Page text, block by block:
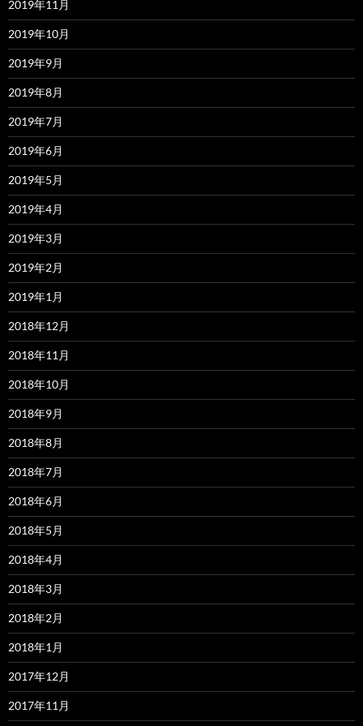
2019年11月
2019年10月
2019年9月
2019年8月
2019年7月
2019年6月
2019年5月
2019年4月
2019年3月
2019年2月
2019年1月
2018年12月
2018年11月
2018年10月
2018年9月
2018年8月
2018年7月
2018年6月
2018年5月
2018年4月
2018年3月
2018年2月
2018年1月
2017年12月
2017年11月